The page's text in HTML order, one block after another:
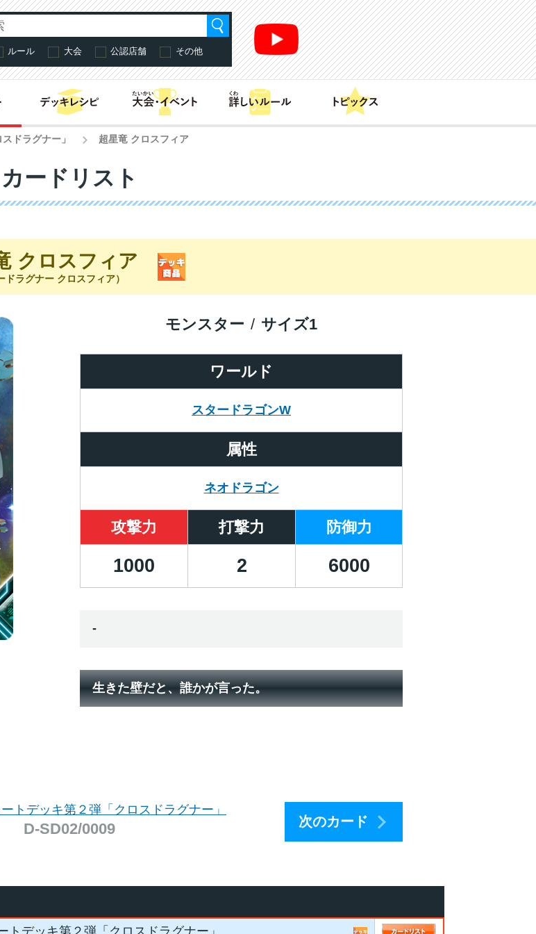
ルール 大会 公認店舗 その他
はじめての方へ・あそび方商品情報 カードリスト
ドラグナー」 超星竜 クロスフィア
カードリスト
クロスフィア
ドラグナー クロスフィア）
ワールド
スタードラゴンW
モンスター サイズ1
属性
ネオドラゴン
攻撃力 打撃力 防御力
1000 2 6000
-
生きた壁だと、誰かが言った。
トデッキ第２弾「クロスドラグナー」
D-SD02/0009 次のカード
トデッキ第２弾「クロスドラグナー」